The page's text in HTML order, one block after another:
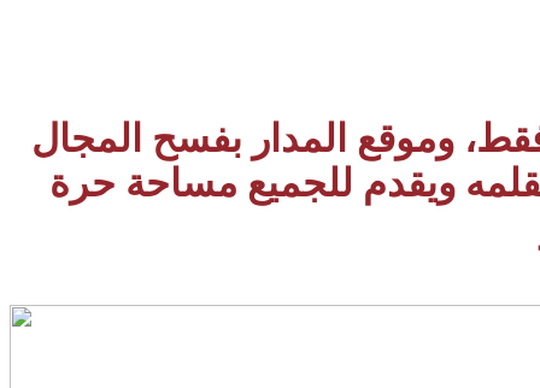
وموقع المدار بفسح المجال
ويقدم للجميع مساحة حرة